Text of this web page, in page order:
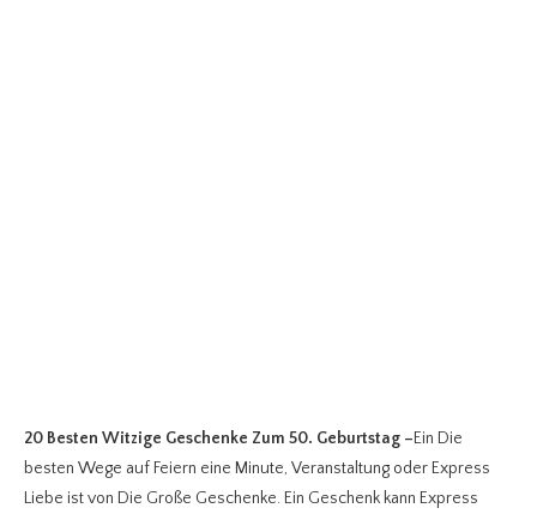
20 Besten Witzige Geschenke Zum 50. Geburtstag –Ein Die
besten Wege auf Feiern eine Minute, Veranstaltung oder Express
Liebe ist von Die Große Geschenke. Ein Geschenk kann Express